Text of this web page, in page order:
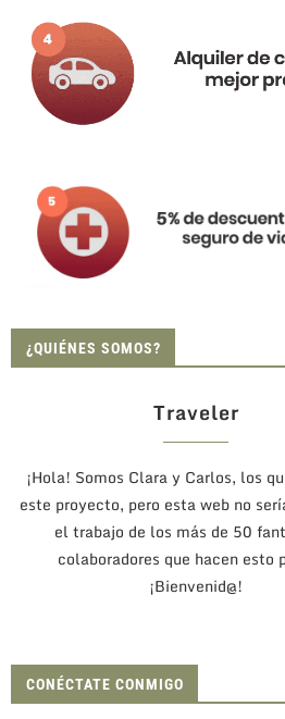
¿QUIÉNES SOMOS?
Traveler
¡Hola! Somos Clara y Carlos, los
este proyecto, pero esta web no
el trabajo de los más de 50
colaboradores que hacen esto
¡Bienvenid@!
CONÉCTATE CONMIGO